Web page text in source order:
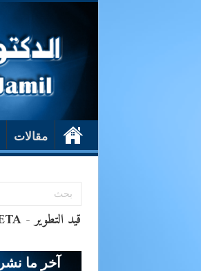
مقالات
آخر ما نشر